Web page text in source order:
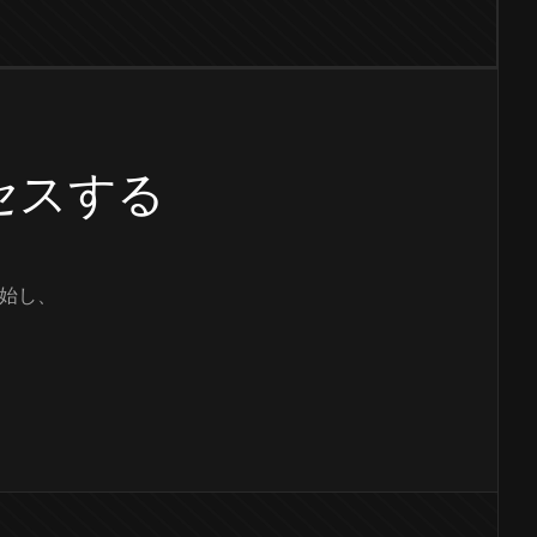
スする
し、